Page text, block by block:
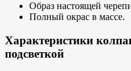
Образ настоящей
Полный окрас в массе.
Характеристики
подсветкой